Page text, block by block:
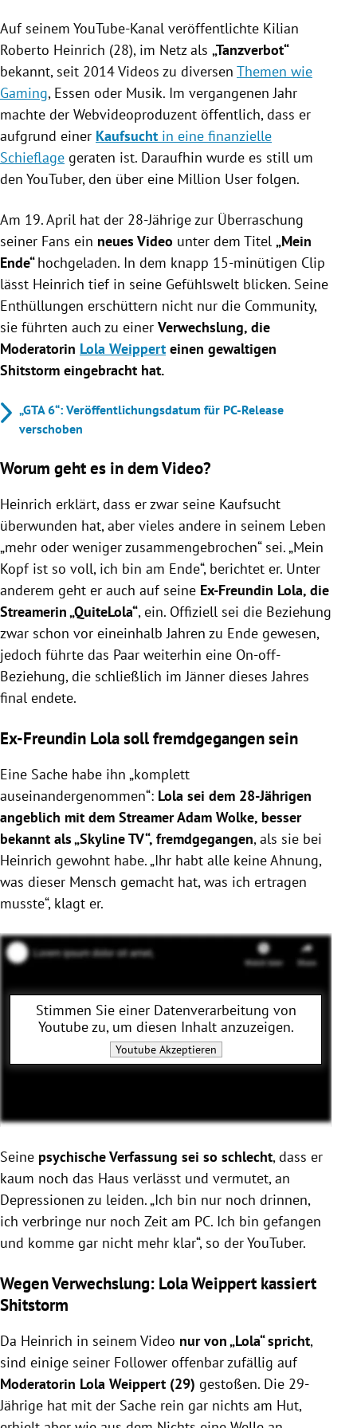
Freundin Lola fremdgegangen sei, was zu einer
Namens-Verwechslung führte.
Moderatorin Lola Weippert erhielt aufgrund dieser
Verwechslung Morddrohungen, obwohl sie mit der
Angelegenheit nichts zu tun hat.
Weippert appelliert an die Nutzer, von Hass im Netz
Abstand zu nehmen.
Auf seinem YouTube-Kanal veröffentlichte Kilian
Roberto Heinrich (28), im Netz als „Tanzverbot“
bekannt, seit 2014 Videos zu diversen Themen wie
Gaming, Essen oder Musik. Im vergangenen Jahr
machte der Webvideoproduzent öffentlich, dass er
aufgrund einer Kaufsucht in eine finanzielle
Schieflage geraten ist. Daraufhin wurde es still um
den YouTuber, den über eine Million User folgen.
Am 19. April hat der 28-Jährige zur Überraschung
seiner Fans ein neues Video unter dem Titel „Mein
Ende“hochgeladen. In dem knapp 15-minütigen Clip
lässt Heinrich tief in seine Gefühlswelt blicken. Seine
Enthüllungen erschüttern nicht nur die Community,
sie führten auch zu einer Verwechslung, die
Moderatorin Lola Weippert einen gewaltigen
Shitstorm eingebracht hat.
„GTA 6“: Veröffentlichungsdatum für PC-Release
verschoben
Worum geht es in dem Video?
Heinrich erklärt, dass er zwar seine Kaufsucht
überwunden hat, aber vieles andere in seinem Leben
„mehr oder weniger zusammengebrochen“ sei. „Mein
Kopf ist so voll, ich bin am Ende“, berichtet er. Unter
anderem geht er auch auf seine Ex-Freundin Lola, die
Streamerin „QuiteLola“, ein. Offiziell sei die Beziehung
zwar schon vor eineinhalb Jahren zu Ende gewesen,
jedoch führte das Paar weiterhin eine On-off-
Beziehung, die schließlich im Jänner dieses Jahres
final endete.
Ex-Freundin Lola soll fremdgegangen sein
Eine Sache habe ihn „komplett
auseinandergenommen“: Lola sei dem 28-Jährigen
angeblich mit dem Streamer Adam Wolke, besser
bekannt als „Skyline TV“, fremdgegangen, als sie bei
Heinrich gewohnt habe.„Ihr habt alle keine Ahnung,
was dieser Mensch gemacht hat, was ich ertragen
musste“, klagt er.
Stimmen Sie einer Datenverarbeitung von
Youtubezu, um diesen Inhalt anzuzeigen.
YoutubeAkzeptieren
Seine psychische Verfassung sei so schlecht, dass er
kaum noch das Haus verlässt und vermutet, an
Depressionen zu leiden. „Ich bin nur noch drinnen,
ich verbringe nur noch Zeit am PC. Ich bin gefangen
und komme gar nicht mehr klar“, so der YouTuber.
Wegen Verwechslung: Lola Weippert kassiert
Shitstorm
Da Heinrich in seinem Video nur von „Lola“ spricht,
sind einige seiner Follower offenbar zufällig auf
Moderatorin Lola Weippert (29) gestoßen. Die 29-
Jährige hat mit der Sache rein gar nichts am Hut,